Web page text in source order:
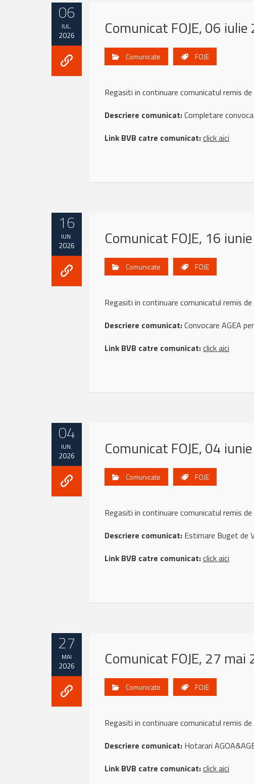
06
IUL.
2026 Comunicat FOJE, 06
Comunicate FOJE
Regasiti in continuare comunicatul remis
Descriere comunicat:Completare
Link BVB catre comunicat:click aici
16
IUN.
2026 Comunicat FOJE, 16
Comunicate FOJE
Regasiti in continuare comunicatul remis
Descriere comunicat:Convocare AGEA
Link BVB catre comunicat:click aici
04
IUN.
2026 Comunicat FOJE, 04
Comunicate FOJE
Regasiti in continuare comunicatul remis
Descriere comunicat: Estimare Buget de
Link BVB catre comunicat:click aici
27
MAI
2026 Comunicat FOJE, 27 mai
Comunicate FOJE
Regasiti in continuare comunicatul remis
Descriere comunicat: Hotarari
Link BVB catre comunicat:click aici